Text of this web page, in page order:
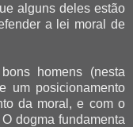
alguns deles estão
a lei moral de
homens (nesta
um posicionamento
da moral, e com o
dogma fundamenta